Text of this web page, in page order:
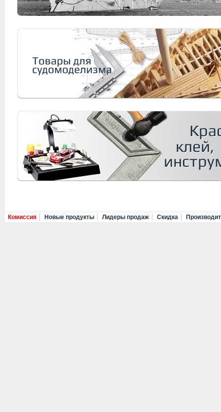
Комиссия Новые продукты Лидеры продаж Скидка